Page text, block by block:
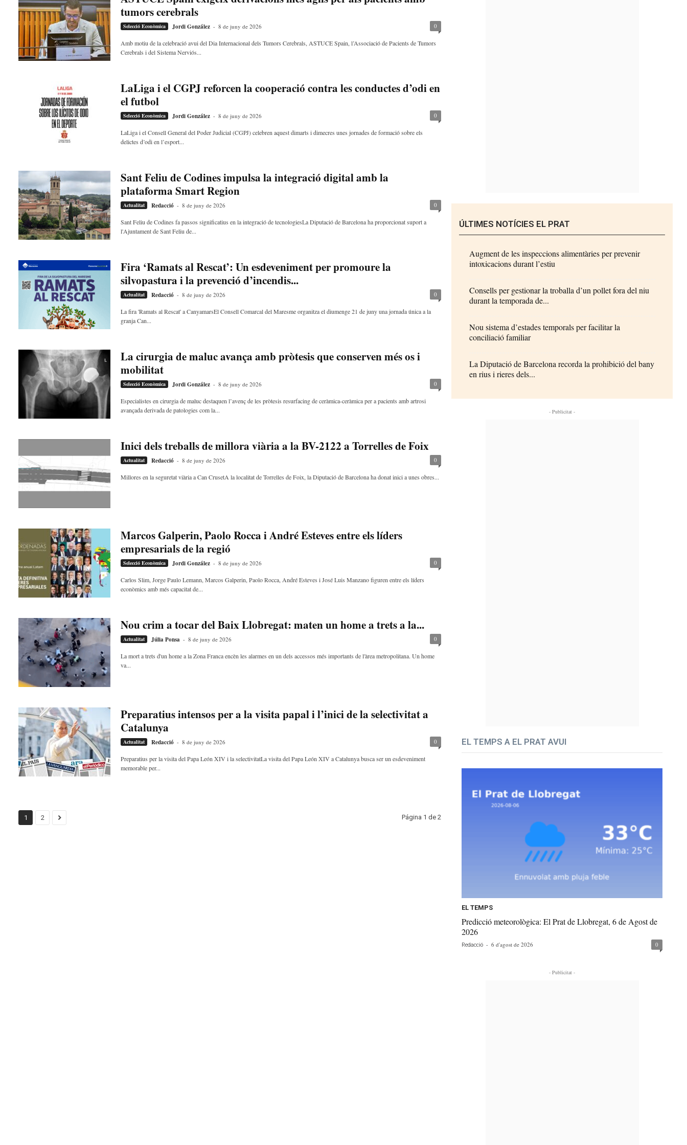
tumors cerebrals
Selecció Econòmica Jordi González - 8 de juny de 2026 0
Amb motiu de la celebració avui del Dia Internacional dels Tumors Cerebrals, ASTUCE Spain, l’Associació de Pacients de Tumors
Cerebrals i del Sistema Nerviós...
LaLiga i el CGPJ reforcen la cooperació contra les conductes d’odi en
el futbol
Selecció Econòmica Jordi González - 8 de juny de 2026 0
LaLiga i el Consell General del Poder Judicial (CGPJ) celebren aquest dimarts i dimecres unes jornades de formació sobre els
delictes d’odi en l’esport...
Sant Feliu de Codines impulsa la integració digital amb la
plataforma Smart Region
Actualitat Redacció - 8 de juny de 2026 0
Sant Feliu de Codines fa passos significatius en la integració de tecnologiesLa Diputació de Barcelona ha proporcionat suport a
l'Ajuntament de Sant Feliu de...
Fira ‘Ramats al Rescat’: Un esdeveniment per promoure la
silvopastura i la prevenció d’incendis...
Actualitat Redacció - 8 de juny de 2026 0
La fira 'Ramats al Rescat' a CanyamarsEl Consell Comarcal del Maresme organitza el diumenge 21 de juny una jornada única a la
granja Can...
La cirurgia de maluc avança amb pròtesis que conserven més os i
mobilitat
Selecció Econòmica Jordi González - 8 de juny de 2026 0
Especialistes en cirurgia de maluc destaquen l’avenç de les pròtesis resurfacing de ceràmica-ceràmica per a pacients amb artrosi
avançada derivada de patologies com la...
Inici dels treballs de millora viària a la BV-2122 a Torrelles de Foix
Actualitat Redacció - 8 de juny de 2026 0
Millores en la seguretat viària a Can CrusetA la localitat de Torrelles de Foix, la Diputació de Barcelona ha donat inici a unes obres...
Marcos Galperin, Paolo Rocca i André Esteves entre els líders
empresarials de la regió
Selecció Econòmica Jordi González - 8 de juny de 2026 0
Carlos Slim, Jorge Paulo Lemann, Marcos Galperin, Paolo Rocca, André Esteves i José Luis Manzano figuren entre els líders
econòmics amb més capacitat de...
Nou crim a tocar del Baix Llobregat: maten un home a trets a la...
Actualitat Júlia Ponsa - 8 de juny de 2026 0
La mort a trets d'un home a la Zona Franca encèn les alarmes en un dels accessos més importants de l'àrea metropolitana. Un home
va...
Preparatius intensos per a la visita papal i l’inici de la selectivitat a
Catalunya
Actualitat Redacció - 8 de juny de 2026 0
Preparatius per la visita del Papa León XIV i la selectivitatLa visita del Papa León XIV a Catalunya busca ser un esdeveniment
memorable per...
1 2 Página 1 de 2
ÚLTIMES NOTÍCIES EL PRAT
Augment de les inspeccions alimentàries per prevenir
intoxicacions durant l’estiu
Consells per gestionar la troballa d’un pollet fora del niu
durant la temporada de...
Nou sistema d’estades temporals per facilitar la
conciliació familiar
La Diputació de Barcelona recorda la prohibició del bany
en rius i rieres dels...
- Publicitat -
EL TEMPS A EL PRAT AVUI
EL TEMPS
Predicció meteorològica: El Prat de Llobregat, 6 de Agost de
2026
Redacció - 6 d'agost de 2026 0
- Publicitat -